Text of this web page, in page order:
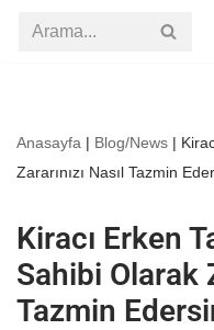
Anasayfa | Blog/News |
Zararınızı Nasıl Tazmin
Kiracı Erken
Sahibi Olarak
Tazmin